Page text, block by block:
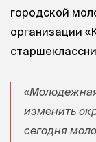
городской
организации
изменить
сегодня